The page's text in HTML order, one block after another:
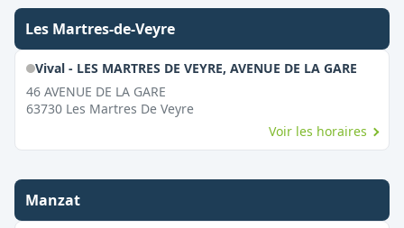
Les Martres-de-Veyre
Vival - LES MARTRES DE VEYRE, AVENUE DE LA GARE
46 AVENUE DE LA GARE
63730 Les Martres De Veyre
Voir les horaires
Manzat